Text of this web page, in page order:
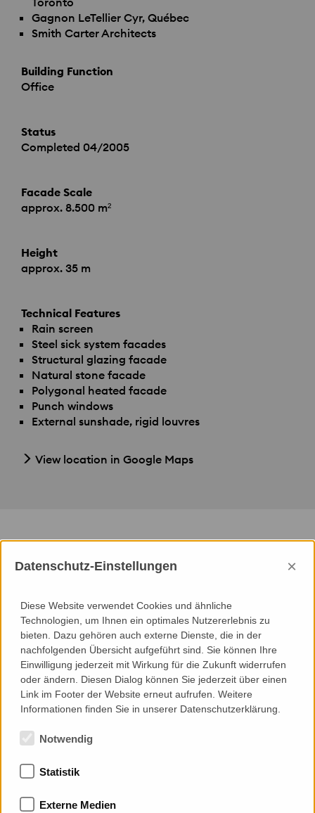
Gagnon LeTellier Cyr, Québec
Smith Carter Architects
Building Function
Office
Status
Completed 04/2005
Facade Scale
approx. 8.500 m²
Height
approx. 35 m
Technical Features
Rain screen
Steel sick system facades
Structural glazing facade
Natural stone facade
Polygonal heated facade
Punch windows
External sunshade, rigid louvres
View location in Google Maps
We provided
Consultancy
Project Objectives and Brief
Detailed/Developed Design
Technical/Construction Design
Specification/Tender Documentation
Design Compliance Control
Execution Compliance Control
Memberships
Datenschutz-Einstellungen ×
Diese Website verwendet Cookies und ähnliche
Technologien, um Ihnen ein optimales Nutzererlebnis zu
bieten. Dazu gehören auch externe Dienste, die in der
nachfolgenden Übersicht aufgeführt sind. Sie können Ihre
Einwilligung jederzeit mit Wirkung für die Zukunft widerrufen
oder ändern. Diesen Dialog können Sie jederzeit über einen
Link im Footer der Website erneut aufrufen. Weitere
Informationen finden Sie in unserer Datenschutzerklärung.
Notwendig
Statistik
Externe Medien